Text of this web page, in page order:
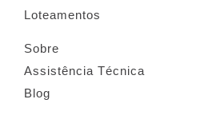
Loteamentos
Sobre
Assistência Técnica
Blog